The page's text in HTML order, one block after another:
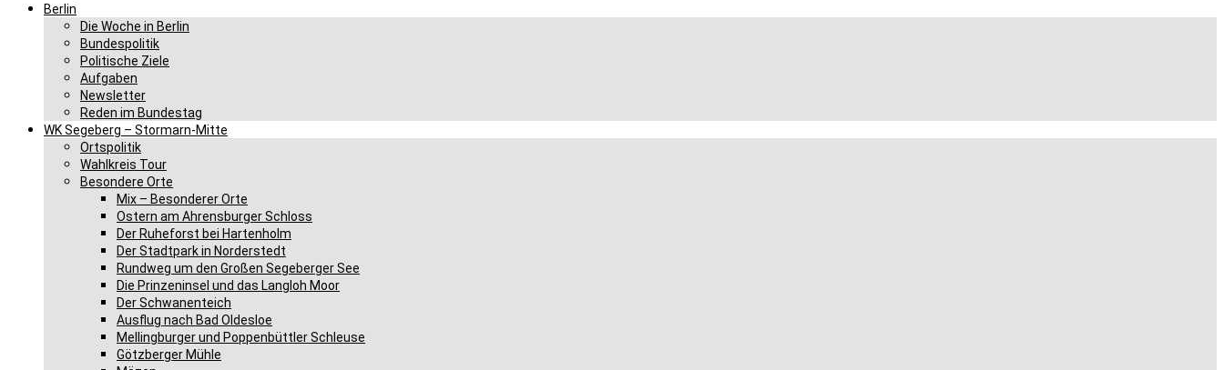
Berlin
Die Woche in Berlin
Bundespolitik
Politische Ziele
Aufgaben
Newsletter
Reden im Bundestag
WK Segeberg – Stormarn-Mitte
Ortspolitik
Wahlkreis Tour
Besondere Orte
Mix – Besonderer Orte
Ostern am Ahrensburger Schloss
Der Ruheforst bei Hartenholm
Der Stadtpark in Norderstedt
Rundweg um den Großen Segeberger See
Die Prinzeninsel und das Langloh Moor
Der Schwanenteich
Ausflug nach Bad Oldesloe
Mellingburger und Poppenbüttler Schleuse
Götzberger Mühle